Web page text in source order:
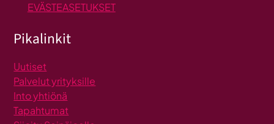
EVÄSTEASETUKSET
Pikalinkit
Uutiset
Palvelut yrityksille
Into yhtiönä
Tapahtumat